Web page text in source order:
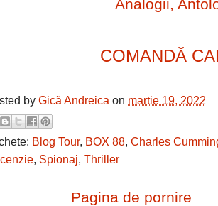
Analogii,
COMANDĂ
by Gică Andreica on martie 19, 2022
Blog Tour, BOX 88, Charles
, Spionaj, Thriller
Pagina de pornire